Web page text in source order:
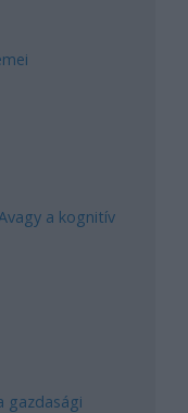
a kognitív
gazdasági